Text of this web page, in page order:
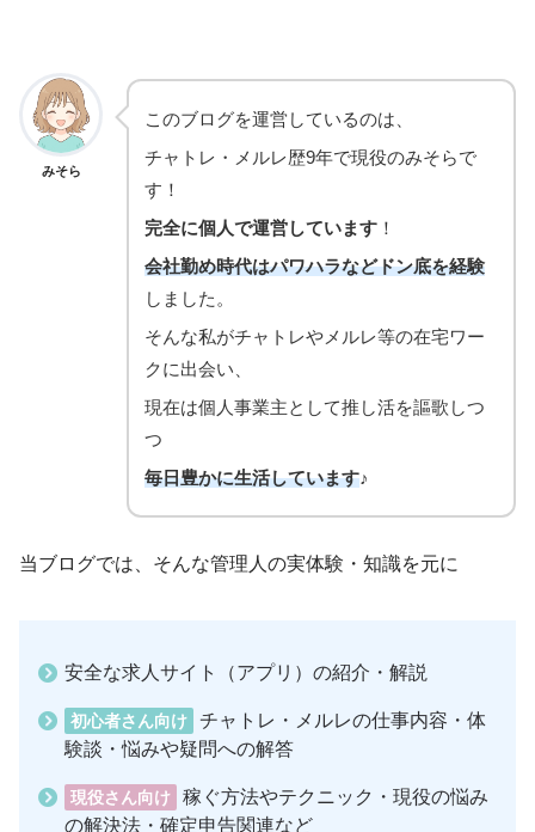
みそら
このブログを運営しているのは、
チャトレ・メルレ歴9年で現役のみそらで
す！
完全に個人で運営しています ！
会社勤め時代はパワハラなどドン底を経験
しました。
そんな私がチャトレやメルレ等の在宅ワー
クに出会い、
現在は個人事業主として推し活を謳歌しつ
つ
毎日豊かに生活しています♪
当ブログでは、そんな管理人の実体験・知識を元に
安全な求人サイト（アプリ）の紹介・解説
初心者さん向け
チャトレ・メルレの仕事内容・体
験談・悩みや疑問への解答
現役さん向け
稼ぐ方法やテクニック・現役の悩み
の解決法・確定申告関連など